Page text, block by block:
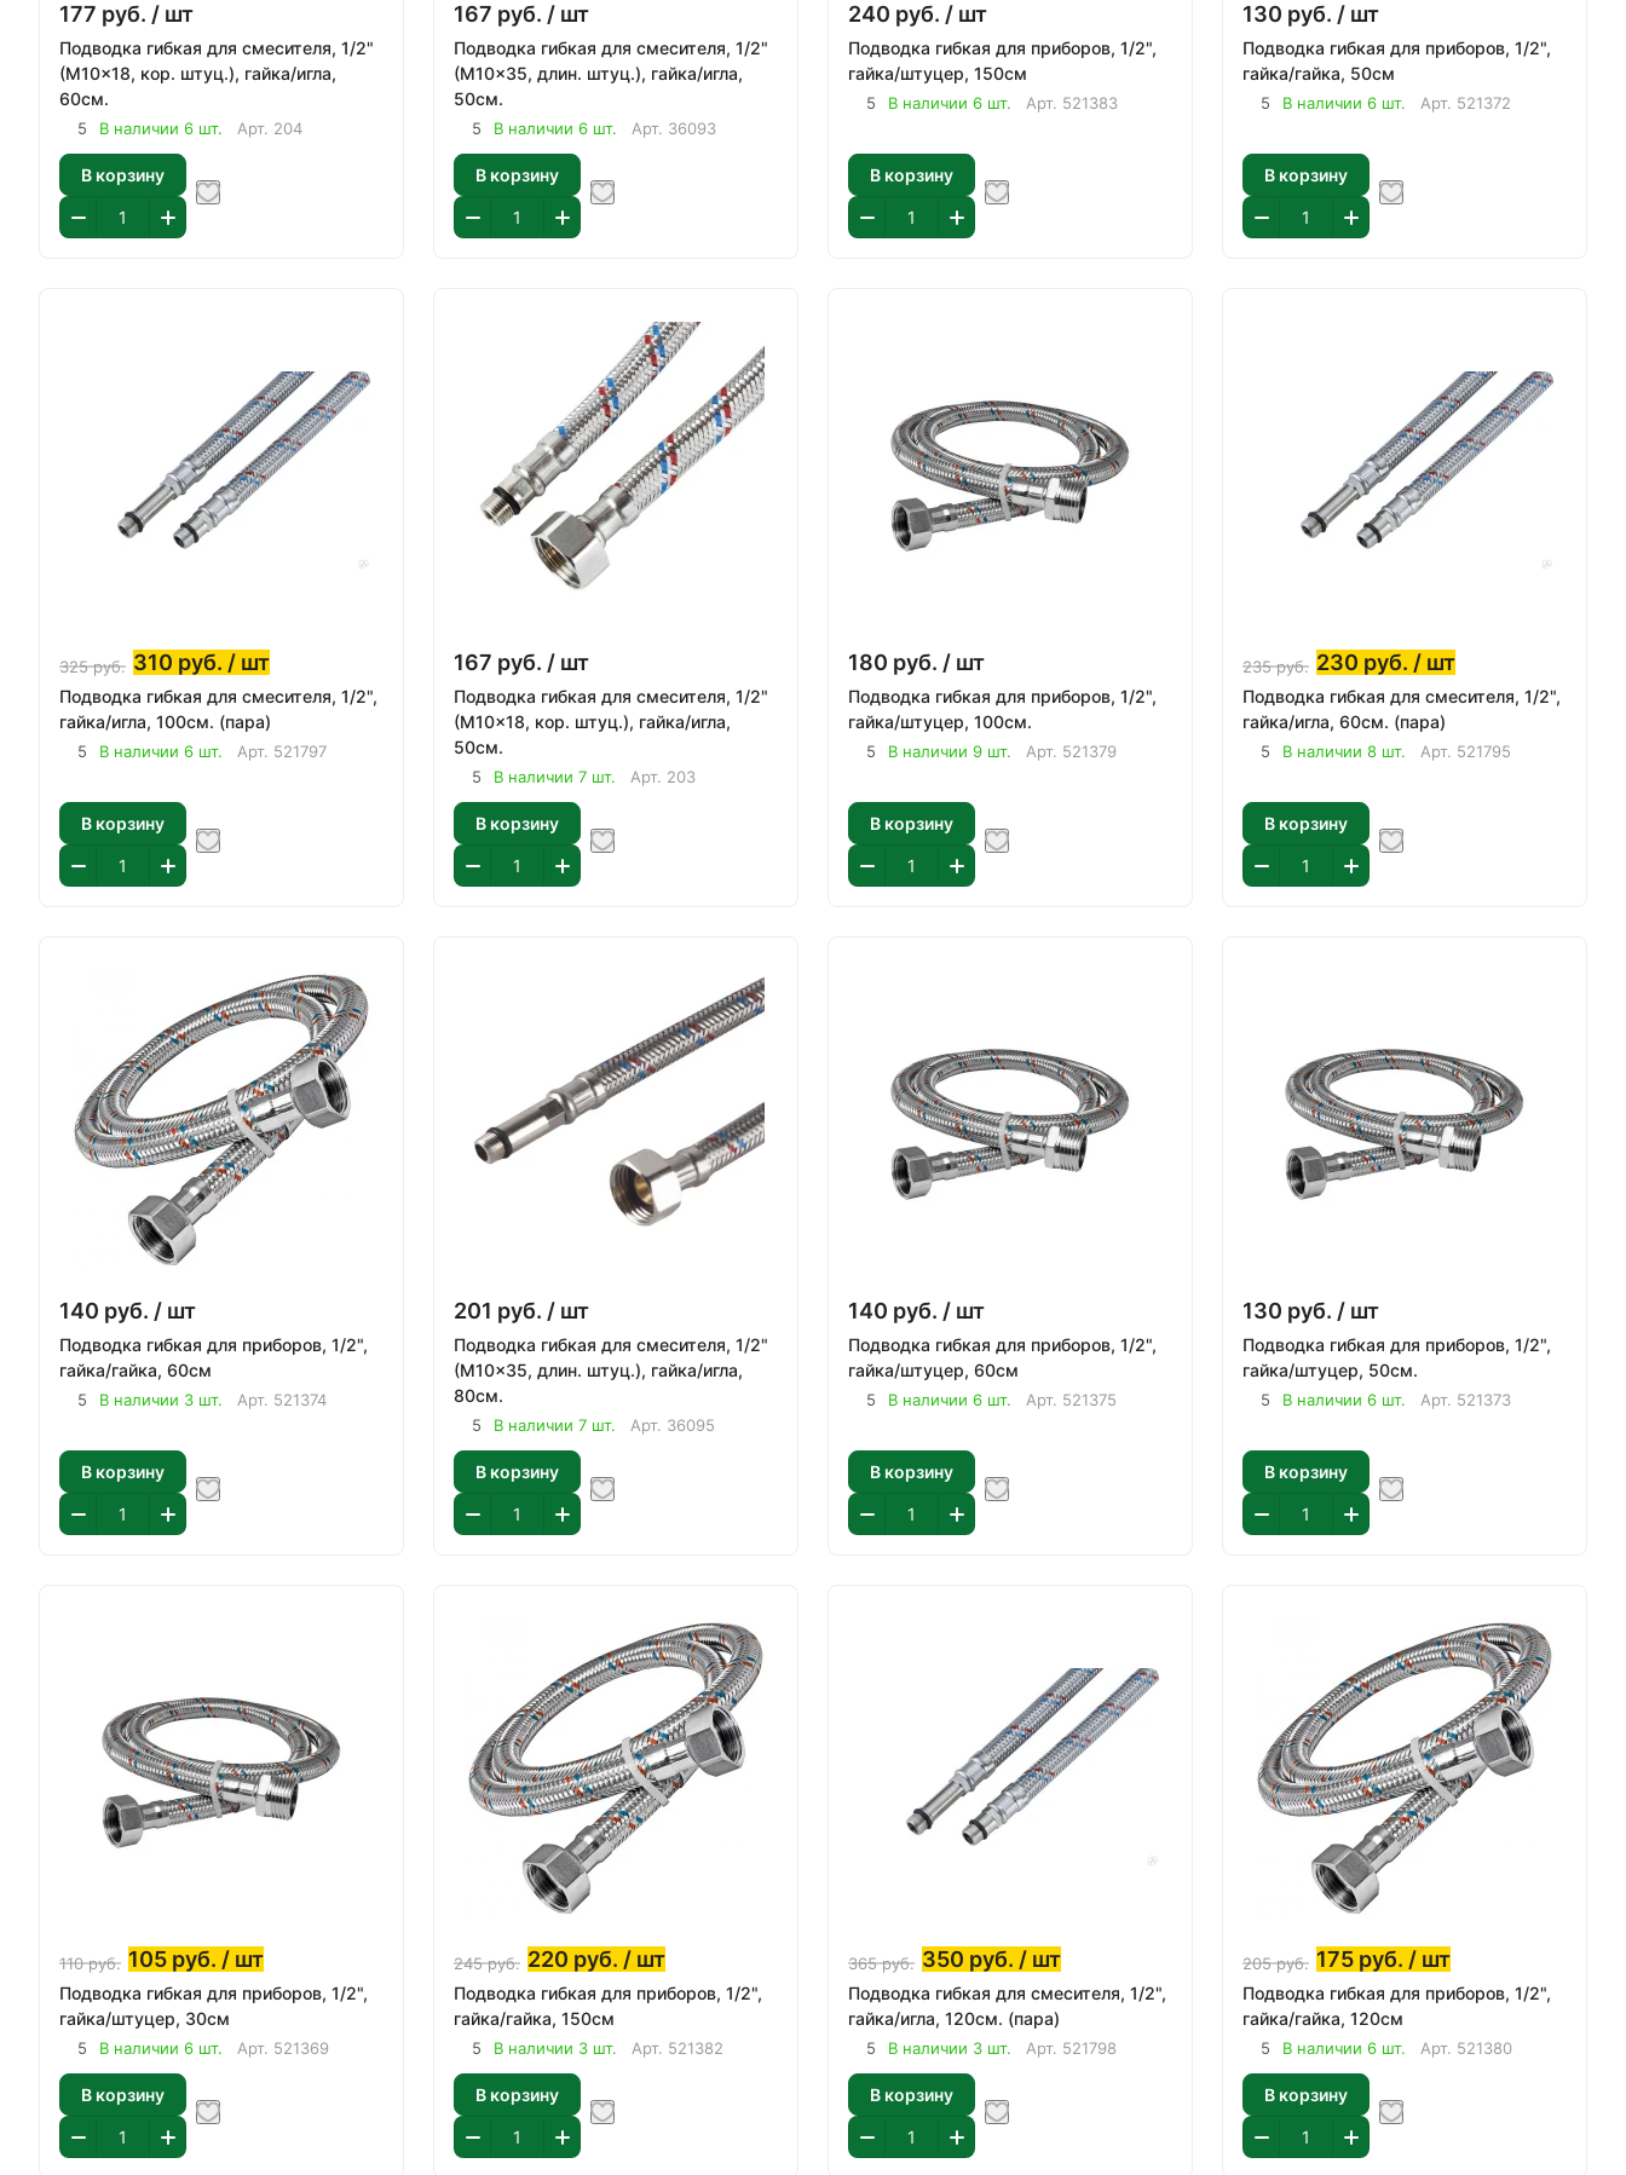
177 руб. / шт
Подводка гибкая для смесителя, 1/2"
(M10x18, кор. штуц.), гайка/игла,
60см.
5 В наличии 6 шт. Арт. 204
В корзину
167 руб. / шт
Подводка гибкая для смесителя, 1/2"
(M10x35, длин. штуц.), гайка/игла,
50см.
5 В наличии 6 шт. Арт. 36093
В корзину
240 руб. / шт
Подводка гибкая для приборов, 1/2",
гайка/штуцер, 150см
5 В наличии 6 шт. Арт. 521383
В корзину
130 руб. / шт
Подводка гибкая для приборов, 1/2",
гайка/гайка, 50см
5 В наличии 6 шт. Арт. 521372
В корзину
325руб. 310 руб. / шт
Подводка гибкая для смесителя, 1/2",
гайка/игла, 100см. (пара)
5 В наличии 6 шт. Арт. 521797
В корзину
167 руб. / шт
Подводка гибкая для смесителя, 1/2"
(M10x18, кор. штуц.), гайка/игла,
50см.
5 В наличии 7 шт. Арт. 203
В корзину
180 руб. / шт
Подводка гибкая для приборов, 1/2",
гайка/штуцер, 100см.
5 В наличии 9 шт. Арт. 521379
В корзину
235руб. 230 руб. / шт
Подводка гибкая для смесителя, 1/2",
гайка/игла, 60см. (пара)
5 В наличии 8 шт. Арт. 521795
В корзину
140 руб. / шт
Подводка гибкая для приборов, 1/2",
гайка/гайка, 60см
5 В наличии 3 шт. Арт. 521374
В корзину
201 руб. / шт
Подводка гибкая для смесителя, 1/2"
(M10x35, длин. штуц.), гайка/игла,
80см.
5 В наличии 7 шт. Арт. 36095
В корзину
140 руб. / шт
Подводка гибкая для приборов, 1/2",
гайка/штуцер, 60см
5 В наличии 6 шт. Арт. 521375
В корзину
130 руб. / шт
Подводка гибкая для приборов, 1/2",
гайка/штуцер, 50см.
5 В наличии 6 шт. Арт. 521373
В корзину
110руб. 105 руб. / шт
Подводка гибкая для приборов, 1/2",
гайка/штуцер, 30см
5 В наличии 6 шт. Арт. 521369
В корзину
245руб. 220 руб. / шт
Подводка гибкая для приборов, 1/2",
гайка/гайка, 150см
5 В наличии 3 шт. Арт. 521382
В корзину
365руб. 350 руб. / шт
Подводка гибкая для смесителя, 1/2",
гайка/игла, 120см. (пара)
5 В наличии 3 шт. Арт. 521798
В корзину
205руб. 175 руб. / шт
Подводка гибкая для приборов, 1/2",
гайка/гайка, 120см
5 В наличии 6 шт. Арт. 521380
В корзину